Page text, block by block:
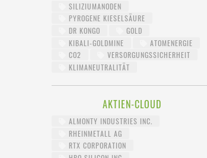
SILIZIUMANODEN
PYROGENE KIESELSÄURE
DR KONGO
GOLD
KIBALI-GOLDMINE
ATOMENERGIE
CO2
VERSORGUNGSSICHERHEIT
KLIMANEUTRALITÄT
AKTIEN-CLOUD
ALMONTY INDUSTRIES INC.
RHEINMETALL AG
RTX CORPORATION